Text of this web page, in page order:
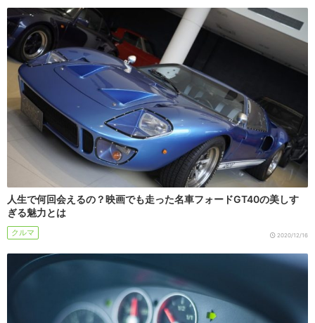
人生で何回会えるの？映画でも走った名車フォードGT40の美しす
ぎる魅力とは
クルマ 2020/12/16